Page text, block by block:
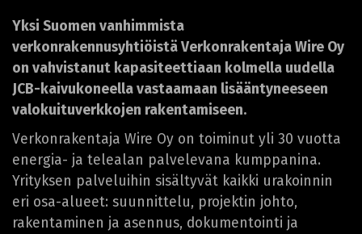
Yksi Suomen vanhimmista
verkonrakennusyhtiöistä Verkonrakentaja Wire Oy
on vahvistanut kapasiteettiaan kolmella uudella
JCB-kaivukoneella vastaamaan lisääntyneeseen
valokuituverkkojen rakentamiseen.
Verkonrakentaja Wire Oy on toiminut yli 30 vuotta
energia- ja telealan palvelevana kumppanina.
Yrityksen palveluihin sisältyvät kaikki urakoinnin
eri osa-alueet: suunnittelu, projektin johto,
rakentaminen ja asennus, dokumentointi ja